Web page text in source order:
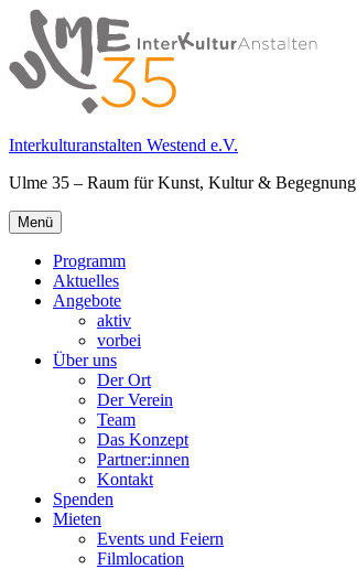
Springe
zum
Inhalt
Interkulturanstalten Westend e.V.
Ulme 35 – Raum für Kunst, Kultur & Begegnung
Primäres
Menü
Menü
Programm
Aktuelles
Angebote
aktiv
vorbei
Über uns
Der Ort
Der Verein
Team
Das Konzept
Partner:innen
Kontakt
Spenden
Mieten
Events und Feiern
Filmlocation